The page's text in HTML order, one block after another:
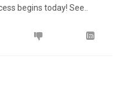
begins today! See..